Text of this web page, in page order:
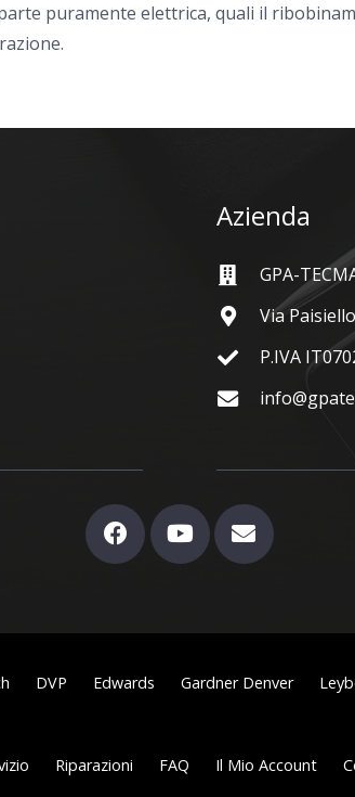
puramente elettrica, quali il
Azienda
GPA-
Via
P.IVA
DVP Edwards Gardner Denver
Riparazioni FAQ Il Mio Account